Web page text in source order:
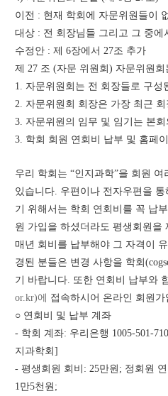
이전 : 현재 학회에 자문위원들이
대상 : 전 회장님들 그리고 그 중
수정안 : 제 6장에서 27조 추가
제 27 조 (자문 위원회) 자문위원회
1. 자문위원회는 전 회장들로 구성
2. 자문위원회 회장은 가장 최근 회
3. 자문위원의 임무 및 임기는 본
3. 학회 회원 연회비 납부 및 홈페
우리 학회는 “인지과학”을 회원
있습니다. 우편이나 전자우편을
기 위해서는 학회 연회비를 꼭 납
원 가입을 하셨더라도 평생회원을
매년 회비를 납부해야 그 자격이
경된 분들은 변경 사항을 학회
기 바랍니다. 또한 연회비 납부와
or.kr)에
접속하시어 온라인 회원가
○ 연회비 및 납부 계좌
- 학회 계좌: 우리은행 1005-501-
지과학회]
- 평생회원 회비: 25만원; 정회원
1만5천원;